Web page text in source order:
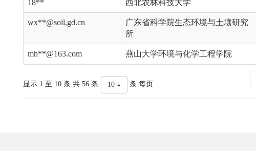
18** 西北农林科技大学
wx**@soil.gd.cn
广东省科学院生态环境与土壤研究
所
mh**@163.com 燕山大学环境与化学工程学院
显示 1 至 10 条 共 56 条 10 条 每页